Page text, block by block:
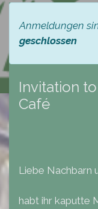
Anmeldungen
geschlossen
Invitation
Café
Liebe Nachbarn
habt ihr kaputte